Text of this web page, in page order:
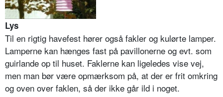
Lys
Til en rigtig havefest hører også fakler og kulørte lamper.
Lamperne kan hænges fast på pavillonerne og evt. som
guirlande op til huset. Faklerne kan ligeledes vise vej,
men man bør være opmærksom på, at der er frit omkring
og oven over faklen, så der ikke går ild i noget.